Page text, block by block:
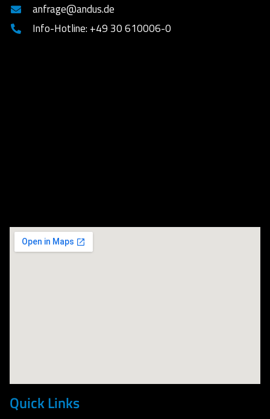
anfrage@andus.de
Info-Hotline: +49 30 610006-0
Quick Links